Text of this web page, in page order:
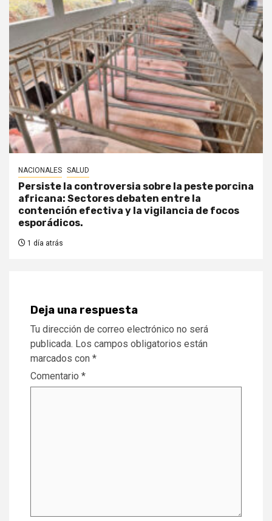
NACIONALES SALUD
Persiste la controversia sobre la peste porcina
africana: Sectores debaten entre la
contención efectiva y la vigilancia de focos
esporádicos.
1 día atrás
Deja una respuesta
Tu dirección de correo electrónico no será
publicada. Los campos obligatorios están
marcados con *
Comentario *